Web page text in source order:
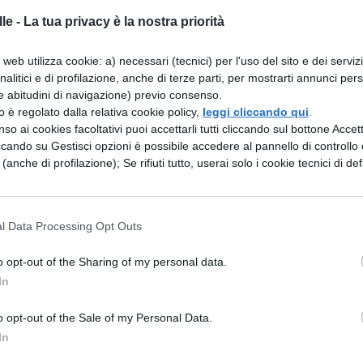
- La tua privacy è la nostra priorità
utilizza cookie: a) necessari (tecnici) per l'uso del sito e dei
e di profilazione, anche di terze parti, per mostrarti annunci
abitudini di navigazione) previo consenso.
è regolato dalla relativa cookie policy, leggi cliccando qui
ai cookies facoltativi puoi accettarli tutti cliccando sul bottone
su Gestisci opzioni è possibile accedere al pannello di controllo
di profilazione); Se rifiuti tutto, userai solo i cookie tecnici di
Data Processing Opt Outs
opt-out of the Sharing of my personal data.
opt-out of the Sale of my Personal Data.
notte seguente; sorto il sole, il vigore su
si scorgeva la terra. Non molto tempo dopo
non distava più di cinquemila passi.
di Mercurio; se ordina di dirigersi là, subito la
alla vista della terra, pregando gli dei di
dello stato e suo, ordina di veleggiare e di
Le navi erano spinte dal medesimo vento; al
allimprovviso come in precedenza, tolse la
della forza della nuvola, cessò. La notte poi
affinché le navi non si muovessero in
a terra. Non appena fece luce, sorse il
e rivelò tutte le coste africane. Scipione,
fosse vicino, avendo sentito che si